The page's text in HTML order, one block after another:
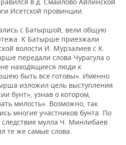
Исетской провинции.
с Батыршой, вели общую
К Батырше приезжали
волости И. Мурзалиев с К.
передали слова Чурагула о
находящиеся люди к
быть все готовы». Именно
изложил цель выступления
бунт», узнав о котором,
милость». Возможно, так
многие участников бунта. По
мулла Ч. Минлибаев
те же самые слова.